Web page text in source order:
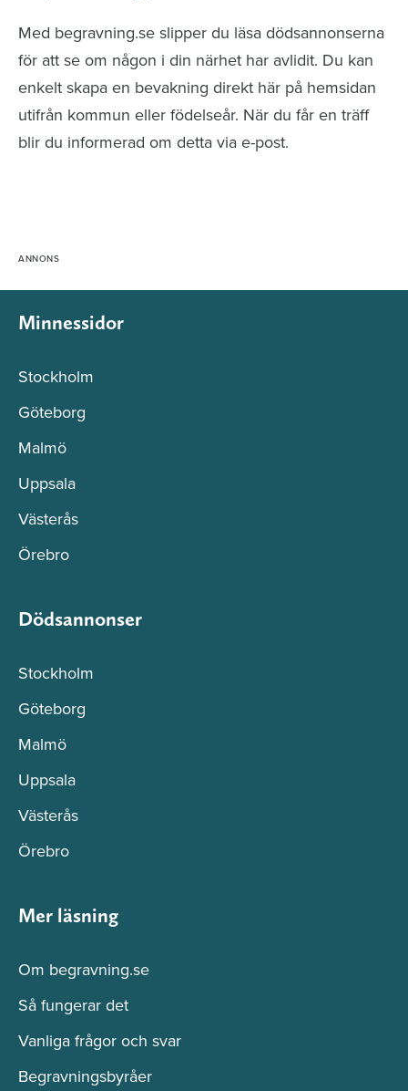
Med begravning.se slipper du läsa dödsannonserna
för att se om någon i din närhet har avlidit. Du kan
enkelt skapa en bevakning direkt här på hemsidan
utifrån kommun eller födelseår. När du får en träff
blir du informerad om detta via e-post.
Minnessidor
Stockholm
Göteborg
Malmö
Uppsala
Västerås
Örebro
Dödsannonser
Stockholm
Göteborg
Malmö
Uppsala
Västerås
Örebro
Mer läsning
Om begravning.se
Så fungerar det
Vanliga frågor och svar
Begravningsbyråer